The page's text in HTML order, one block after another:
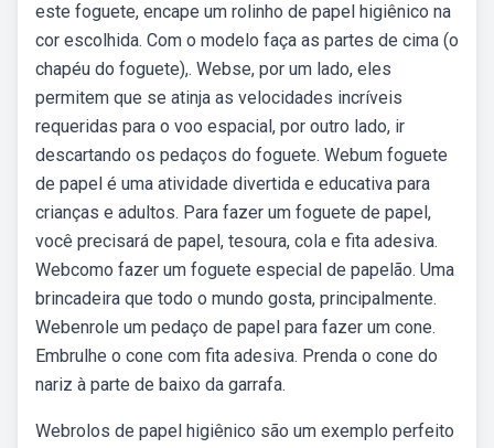
este foguete, encape um rolinho de papel higiênico na
cor escolhida. Com o modelo faça as partes de cima (o
chapéu do foguete),. Webse, por um lado, eles
permitem que se atinja as velocidades incríveis
requeridas para o voo espacial, por outro lado, ir
descartando os pedaços do foguete. Webum foguete
de papel é uma atividade divertida e educativa para
crianças e adultos. Para fazer um foguete de papel,
você precisará de papel, tesoura, cola e fita adesiva.
Webcomo fazer um foguete especial de papelão. Uma
brincadeira que todo o mundo gosta, principalmente.
Webenrole um pedaço de papel para fazer um cone.
Embrulhe o cone com fita adesiva. Prenda o cone do
nariz à parte de baixo da garrafa.
Webrolos de papel higiênico são um exemplo perfeito